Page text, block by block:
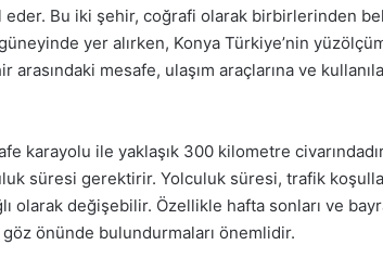
eder. Bu iki şehir, coğrafi olarak birbirlerinden
yer alırken, Konya Türkiye’nin
mesafe, ulaşım araçlarına ve
karayolu ile yaklaşık 300 kilometre
süresi gerektirir. Yolculuk süresi, trafik
olarak değişebilir. Özellikle hafta sonları ve
önünde bulundurmaları önemlidir.